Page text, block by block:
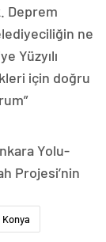
Deprem
ne
Yüzyılı
için doğru
Yolu-
Projesi’nin
Konya